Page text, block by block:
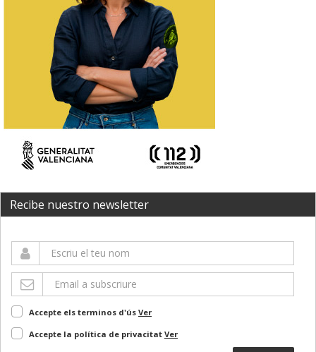
Recibe nuestro newsletter
Accepte els terminos d'ús Ver
Accepte la política de privacitat Ver